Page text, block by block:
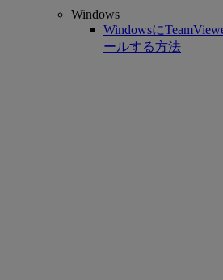
Windows
Windowsに
ールする方法